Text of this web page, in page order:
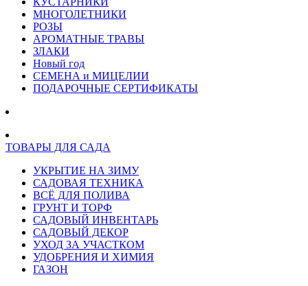
МНОГОЛЕТНИКИ
РОЗЫ
АРОМАТНЫЕ ТРАВЫ
ЗЛАКИ
Новый год
СЕМЕНА и МИЦЕЛИИ
ПОДАРОЧНЫЕ СЕРТИФИКАТЫ
ТОВАРЫ ДЛЯ САДА
УКРЫТИЕ НА ЗИМУ
САДОВАЯ ТЕХНИКА
ВСЁ ДЛЯ ПОЛИВА
ГРУНТ И ТОРФ
САДОВЫЙ ИНВЕНТАРЬ
САДОВЫЙ ДЕКОР
УХОД ЗА УЧАСТКОМ
УДОБРЕНИЯ И ХИМИЯ
ГАЗОН